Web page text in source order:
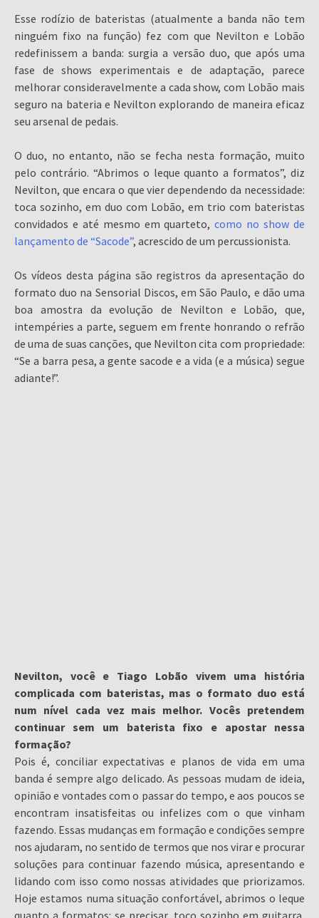
Esse rodízio de bateristas (atualmente a banda não tem
ninguém fixo na função) fez com que Nevilton e Lobão
redefinissem a banda: surgia a versão duo, que após uma
fase de shows experimentais e de adaptação, parece
melhorar consideravelmente a cada show, com Lobão mais
seguro na bateria e Nevilton explorando de maneira eficaz
seu arsenal de pedais.
O duo, no entanto, não se fecha nesta formação, muito
pelo contrário. “Abrimos o leque quanto a formatos”, diz
Nevilton, que encara o que vier dependendo da necessidade:
toca sozinho, em duo com Lobão, em trio com bateristas
convidados e até mesmo em quarteto,como no show de
lançamento de “Sacode”, acrescido de um percussionista.
Os vídeos desta página são registros da apresentação do
formato duo na Sensorial Discos, em São Paulo, e dão uma
boa amostra da evolução de Nevilton e Lobão, que,
intempéries a parte, seguem em frente honrando o refrão
de uma de suas canções, que Nevilton cita com propriedade:
“Se a barra pesa, a gente sacode e a vida (e a música) segue
adiante!”.
Nevilton, você e Tiago Lobão vivem uma história
complicada com bateristas, mas o formato duo está
num nível cada vez mais melhor. Vocês pretendem
continuar sem um baterista fixo e apostar nessa
formação?
Pois é, conciliar expectativas e planos de vida em uma
banda é sempre algo delicado. As pessoas mudam de ideia,
opinião e vontades com o passar do tempo, e aos poucos se
encontram insatisfeitas ou infelizes com o que vinham
fazendo. Essas mudanças em formação e condições sempre
nos ajudaram, no sentido de termos que nos virar e procurar
soluções para continuar fazendo música, apresentando e
lidando com isso como nossas atividades que priorizamos.
Hoje estamos numa situação confortável, abrimos o leque
quanto a formatos: se precisar, toco sozinho em guitarra,